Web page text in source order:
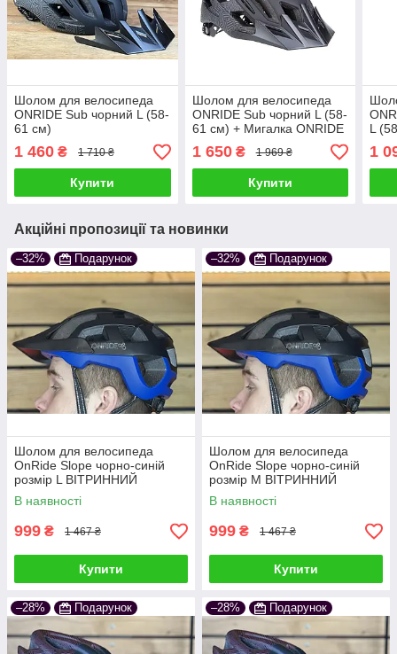
Шолом для велосипеда
ONRIDE Sub чорний L (58-
61 см)
1 460 ₴ 1 710 ₴
Купити
Шолом для велосипеда
ONRIDE Sub чорний L (58-
61 см) + Мигалка ONRIDE
Donut 20
1 650₴ 1 969 ₴
Купити
L
1
Акційні пропозиції та новинки
–32% Подарунок
Шолом для велосипеда
OnRide Slope чорно-синій
розмір L ВІТРИННИЙ
ЗРАЗОК!!!
В наявності
999 ₴ 1 467 ₴
Купити
–32% Подарунок
Шолом для велосипеда
OnRide Slope чорно-синій
розмір М ВІТРИННИЙ
ЗРАЗОК!!!
В наявності
999 ₴ 1 467 ₴
Купити
–28% Подарунок –28% Подарунок